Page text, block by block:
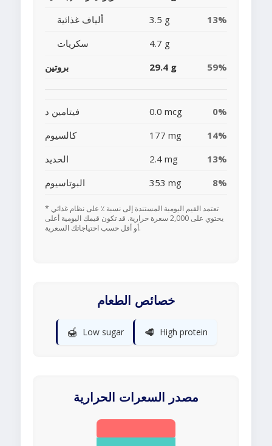
ألياف غذائية
3.5 g
13%
سكريات
4.7 g
بروتين
29.4 g 59%
فيتامين د 0.0 mcg
0%
كالسيوم
177 mg
14%
الحديد
2.4 mg
13%
البوتاسيوم
353 mg 8%
* تعتمد القيم اليومية المستندة إلى نسبة ٪ على نظام غذائي
يحتوي على 2,000 سعرة حرارية. قد تكون قيمك اليومية أعلى
أو أقل حسب احتياجاتك السعرية.
خصائص الطعام
🍯 Low sugar 🥩 High protein
مصدر السعرات الحرارية